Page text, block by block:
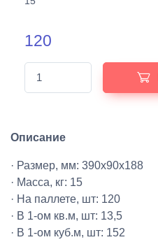
120
Описание
· Размер, мм: 390х90х188
· Масса, кг: 15
· На паллете, шт: 120
· В 1-ом кв.м, шт: 13,5
· В 1-ом куб.м, шт: 152